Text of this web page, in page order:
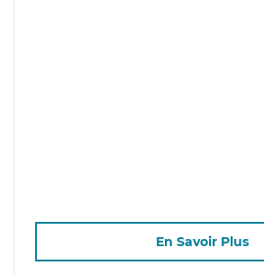
En Savoir Plus